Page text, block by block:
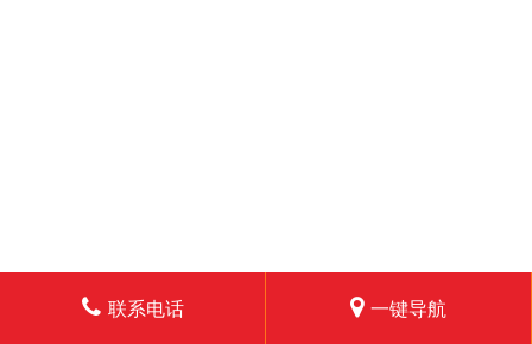
联系电话 一键导航